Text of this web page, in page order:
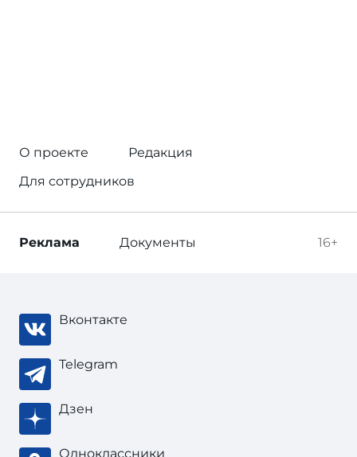
О проекте
Редакция
Для сотрудников
16+
Реклама Документы
Вконтакте
Telegram
Дзен
Одноклассники